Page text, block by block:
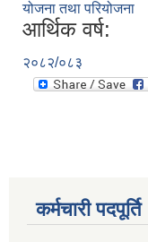
योजना तथा परियोजना
आर्थिक वर्ष:
२०८२/०८३
कर्मचारी पदपूर्ति